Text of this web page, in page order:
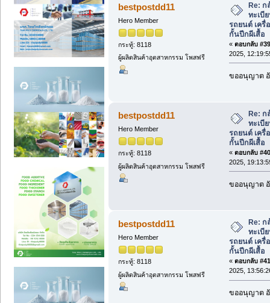
bestpostdd11
Hero Member
กระทู้: 8118
ผู้ผลิตสินค้าอุตสาหกรรม โพสฟรี
Re: ก
ทะเบี
รถยนต์ เครื่
กั้นปีกผีเสื้อ
« ตอบกลับ
2025,
ขออนุญาต
bestpostdd11
Hero Member
กระทู้: 8118
ผู้ผลิตสินค้าอุตสาหกรรม โพสฟรี
Re: ก
ทะเบี
รถยนต์ เครื่
กั้นปีกผีเสื้อ
« ตอบกลับ
2025,
ขออนุญาต
bestpostdd11
Hero Member
กระทู้: 8118
ผู้ผลิตสินค้าอุตสาหกรรม โพสฟรี
Re: ก
ทะเบี
รถยนต์ เครื่
กั้นปีกผีเสื้อ
« ตอบกลับ
2025,
ขออนุญาต